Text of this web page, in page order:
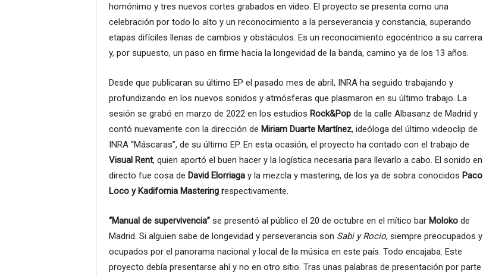
homónimo y tres nuevos cortes grabados en video. El proyecto se presenta como una
celebración por todo lo alto y un reconocimiento a la perseverancia y constancia, superando
etapas difíciles llenas de cambios y obstáculos. Es un reconocimiento egocéntrico a su carrera
y, por supuesto, un paso en firme hacia la longevidad de la banda, camino ya de los 13 años.
Desde que publicaran su último EP el pasado mes de abril, INRA ha seguido trabajando y
profundizando en los nuevos sonidos y atmósferas que plasmaron en su último trabajo. La
sesión se grabó en marzo de 2022 en los estudios Rock&Popde la calle Albasanz de Madrid y
contó nuevamente con la dirección de Miriam Duarte Martínez, ideóloga del último videoclip de
INRA “Máscaras”, de su último EP. En esta ocasión, el proyecto ha contado con el trabajo de
Visual Rent, quien aportó el buen hacer y la logística necesaria para llevarlo a cabo. El sonido en
directo fue cosa de David Elorriagay la mezcla y mastering, de los ya de sobra conocidos Paco
Loco y Kadifornia Mastering respectivamente.
“Manual de supervivencia”se presentó al público el 20 de octubre en el mítico bar Moloko de
Madrid. Si alguien sabe de longevidad y perseverancia son Sabi y Rocio, siempre preocupados y
ocupados por el panorama nacional y local de la música en este país. Todo encajaba. Este
proyecto debía presentarse ahí y no en otro sitio. Tras unas palabras de presentación por parte